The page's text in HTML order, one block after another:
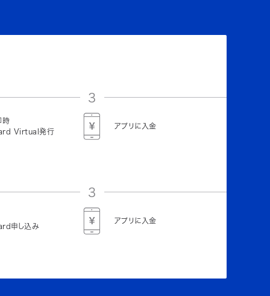
時
Virtual発行
3
アプリに入金
申し込み
3
アプリに入金